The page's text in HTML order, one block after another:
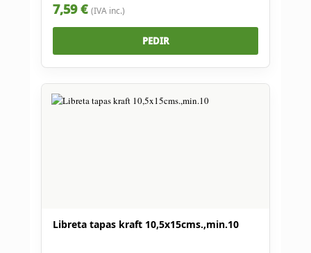
7,59 € (IVA inc.)
PEDIR
Libreta tapas kraft 10,5x15cms.,min.10